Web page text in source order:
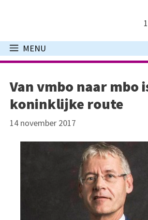
inhoud
MENU
Van vmbo naar mbo
koninklijke route
14 november 2017